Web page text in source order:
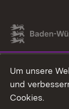
Link zum
Um unsere
und
Cookies.